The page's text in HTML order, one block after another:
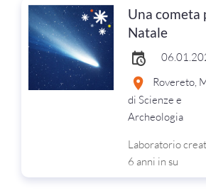
Una cometa
Natale
Rovereto,
di Scienze e
Archeologia
Laboratorio
6 anni in su